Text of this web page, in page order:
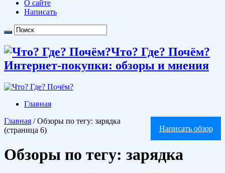
О сайте
Написать
Что? Где? Почём?
Интернет-покупки: обзоры и мнения
Главная
Написать обзор
Главная / Обзоры по тегу: зарядка
(страница 6)
Обзоры по тегу: зарядка